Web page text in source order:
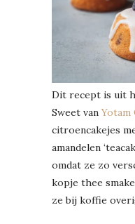
Dit recept is uit
Sweet van
citroencakejes
amandelen
omdat ze zo
kopje thee
ze bij koffie